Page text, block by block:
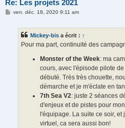
Re: Les projets 2021
Mven. déc. 18, 2020 9:11 am
Mickey-bis a écrit : ↑
Pour ma part, continuité des
Monster of the Week: ma
cours, avec l'épisode pilote
débuté. Très très chouette,
démarche et je m'éclate en
7th Sea V2: juste 2 séances
d'enjeux et de pistes pour
l'équipage. La suite ce soir,
virtuel, ca sera aussi bon!